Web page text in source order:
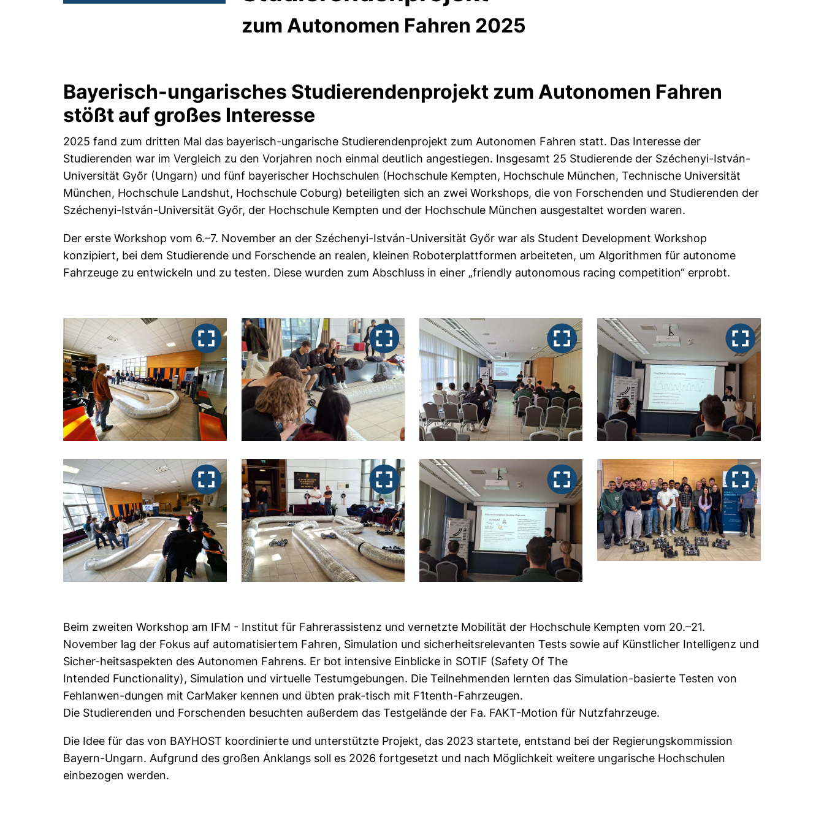
zum Autonomen Fahren 2025
Bayerisch-ungarisches Studierendenprojekt zum Autonomen Fahren
stößt auf großes Interesse
2025 fand zum dritten Mal das bayerisch-ungarische Studierendenprojekt zum Autonomen Fahren statt. Das Interesse der
Studierenden war im Vergleich zu den Vorjahren noch einmal deutlich angestiegen. Insgesamt 25 Studierende der Széchenyi-István-
Universität Győr (Ungarn) und fünf bayerischer Hochschulen (Hochschule Kempten, Hochschule München, Technische Universität
München, Hochschule Landshut, Hochschule Coburg) beteiligten sich an zwei Workshops, die von Forschenden und Studierenden der
Széchenyi-István-Universität Győr, der Hochschule Kempten und der Hochschule München ausgestaltet worden waren.
Der erste Workshop vom 6.–7. November an der Széchenyi-István-Universität Győr war als Student Development Workshop
konzipiert, bei dem Studierende und Forschende an realen, kleinen Roboterplattformen arbeiteten, um Algorithmen für autonome
Fahrzeuge zu entwickeln und zu testen. Diese wurden zum Abschluss in einer „friendly autonomous racing competition“ erprobt.
Beim zweiten Workshop am IFM - Institut für Fahrerassistenz und vernetzte Mobilität der Hochschule Kempten vom 20.–21.
November lag der Fokus auf automatisiertem Fahren, Simulation und sicherheitsrelevanten Tests sowie auf Künstlicher Intelligenz und
Sicher-heitsaspekten des Autonomen Fahrens. Er bot intensive Einblicke in SOTIF (Safety Of The
Intended Functionality), Simulation und virtuelle Testumgebungen. Die Teilnehmenden lernten das Simulation-basierte Testen von
Fehlanwen-dungen mit CarMaker kennen und übten prak-tisch mit F1tenth-Fahrzeugen.
Die Studierenden und Forschenden besuchten außerdem das Testgelände der Fa. FAKT-Motion für Nutzfahrzeuge.
Die Idee für das von BAYHOST koordinierte und unterstützte Projekt, das 2023 startete, entstand bei der Regierungskommission
Bayern-Ungarn. Aufgrund des großen Anklangs soll es 2026 fortgesetzt und nach Möglichkeit weitere ungarische Hochschulen
einbezogen werden.